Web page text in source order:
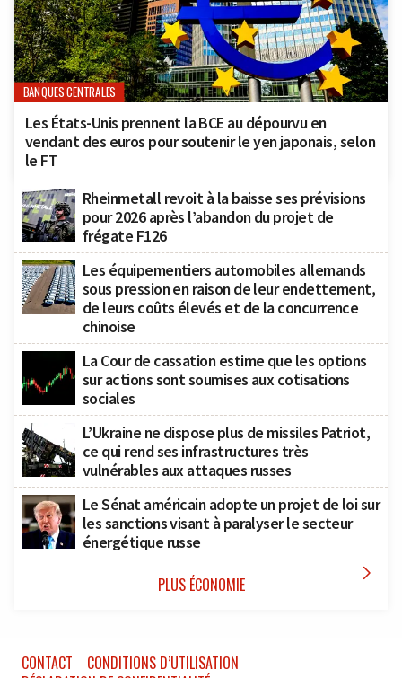
BANQUES CENTRALES
Les États-Unis prennent la BCE au dépourvu en
vendant des euros pour soutenir le yen japonais, selon
le FT
Rheinmetall revoit à la baisse ses prévisions
pour 2026 après l’abandon du projet de
frégate F126
Les équipementiers automobiles allemands
sous pression en raison de leur endettement,
de leurs coûts élevés et de la concurrence
chinoise
La Cour de cassation estime que les options
sur actions sont soumises aux cotisations
sociales
L’Ukraine ne dispose plus de missiles Patriot,
ce qui rend ses infrastructures très
vulnérables aux attaques russes
Le Sénat américain adopte un projet de loi sur
les sanctions visant à paralyser le secteur
énergétique russe
PLUS ÉCONOMIE 
CONTACT
CONDITIONS D’UTILISATION